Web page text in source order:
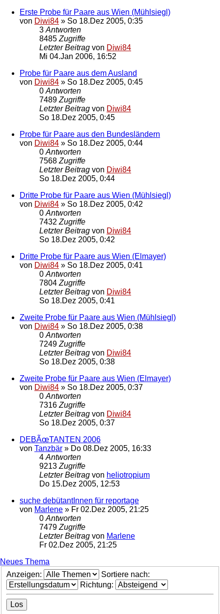
Erste Probe für Paare aus Wien (Mühlsiegl)
von Diwi84 » So 18.Dez 2005, 0:35
3 Antworten
8485 Zugriffe
Letzter Beitrag von Diwi84
Mi 04.Jan 2006, 16:52
Probe für Paare aus dem Ausland
von Diwi84 » So 18.Dez 2005, 0:45
0 Antworten
7489 Zugriffe
Letzter Beitrag von Diwi84
So 18.Dez 2005, 0:45
Probe für Paare aus den Bundesländern
von Diwi84 » So 18.Dez 2005, 0:44
0 Antworten
7568 Zugriffe
Letzter Beitrag von Diwi84
So 18.Dez 2005, 0:44
Dritte Probe für Paare aus Wien (Mühlsiegl)
von Diwi84 » So 18.Dez 2005, 0:42
0 Antworten
7432 Zugriffe
Letzter Beitrag von Diwi84
So 18.Dez 2005, 0:42
Dritte Probe für Paare aus Wien (Elmayer)
von Diwi84 » So 18.Dez 2005, 0:41
0 Antworten
7804 Zugriffe
Letzter Beitrag von Diwi84
So 18.Dez 2005, 0:41
Zweite Probe für Paare aus Wien (Mühlsiegl)
von Diwi84 » So 18.Dez 2005, 0:38
0 Antworten
7249 Zugriffe
Letzter Beitrag von Diwi84
So 18.Dez 2005, 0:38
Zweite Probe für Paare aus Wien (Elmayer)
von Diwi84 » So 18.Dez 2005, 0:37
0 Antworten
7316 Zugriffe
Letzter Beitrag von Diwi84
So 18.Dez 2005, 0:37
DEBÃœTANTEN 2006
von Tanzbär » Do 08.Dez 2005, 16:33
4 Antworten
9213 Zugriffe
Letzter Beitrag von heliotropium
Do 15.Dez 2005, 12:53
suche debütantInnen für reportage
von Marlene » Fr 02.Dez 2005, 21:25
0 Antworten
7479 Zugriffe
Letzter Beitrag von Marlene
Fr 02.Dez 2005, 21:25
Neues Thema
Anzeigen:
Sortiere nach:
Richtung: